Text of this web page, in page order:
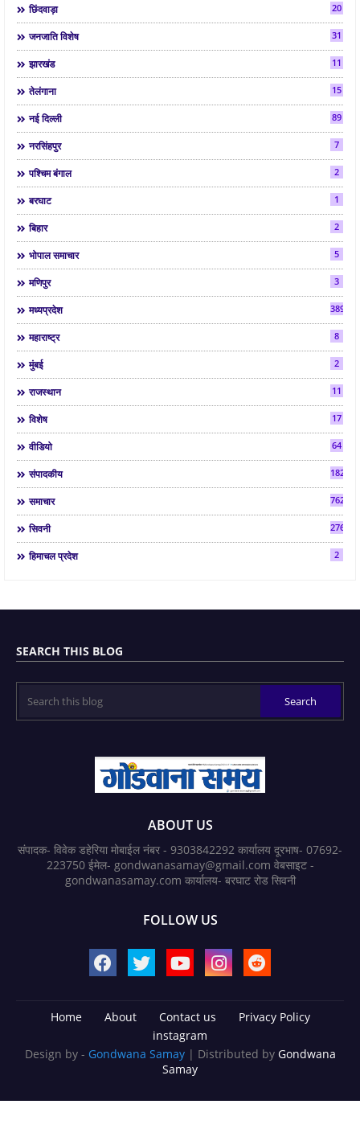
छिंदवाड़ा 20
जनजाति विशेष 31
झारखंड 11
तेलंगाना 15
नई दिल्ली 89
नरसिंहपुर 7
पश्चिम बंगाल 2
बरघाट 1
बिहार 2
भोपाल समाचार 5
मणिपुर 3
मध्यप्रदेश 3892
महाराष्ट्र 8
मुंबई 2
राजस्थान 11
विशेष 17
वीडियो 64
संपादकीय 182
समाचार 7624
सिवनी 2763
हिमाचल प्रदेश 2
SEARCH THIS BLOG
ABOUT US
संपादक- विवेक डहेरिया मोबाईल नंबर - 9303842292 कार्यालय दूरभाष- 07692-
223750 ईमेल- gondwanasamay@gmail.com वेबसाइट -
gondwanasamay.com कार्यालय- बरघाट रोड सिवनी
FOLLOW US
Home About Contact us
Privacy Policy
instagram
Design by - Gondwana Samay | Distributed by Gondwana
Samay